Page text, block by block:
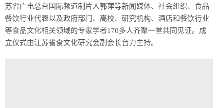
苏省广电总台国际频道制片人郭萍等新闻媒体、社会组织、食品
餐饮行业代表以及政府部门、高校、研究机构、酒店和餐饮行业
等食品文化相关领域的专家学者170多人齐聚一堂共同见证。成
立仪式由江苏省食文化研究会副会长台力主持。